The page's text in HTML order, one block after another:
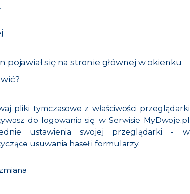
pojawiał się na stronie głównej w okienku
pliki tymczasowe z właściwości przeglądarki
do logowania się w Serwisie MyDwoje.pl
ustawienia swojej przeglądarki - w
usuwania haseł i formularzy.